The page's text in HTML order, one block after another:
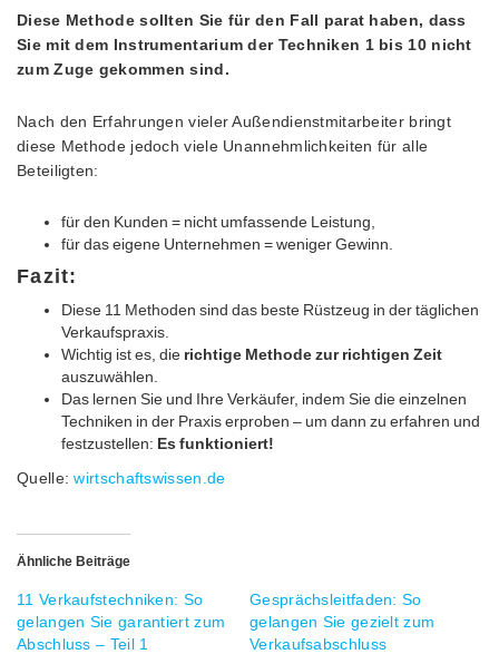
Diese Methode sollten Sie für den Fall parat haben, dass
Sie mit dem Instrumentarium der Techniken 1 bis 10 nicht
zum Zuge gekommen sind.
Nach den Erfahrungen vieler Außendienstmitarbeiter bringt
diese Methode jedoch viele Unannehmlichkeiten für alle
Beteiligten:
für den Kunden = nicht umfassende Leistung,
für das eigene Unternehmen = weniger Gewinn.
Fazit:
Diese 11 Methoden sind das beste Rüstzeug in der täglichen
Verkaufspraxis.
Wichtig ist es, die richtige Methode zur richtigen Zeit
auszuwählen.
Das lernen Sie und Ihre Verkäufer, indem Sie die einzelnen
Techniken in der Praxis erproben – um dann zu erfahren und
festzustellen: Es funktioniert!
Quelle:wirtschaftswissen.de
Ähnliche Beiträge
11 Verkaufstechniken: So
gelangen Sie garantiert zum
Abschluss – Teil 1
Gesprächsleitfaden: So
gelangen Sie gezielt zum
Verkaufsabschluss